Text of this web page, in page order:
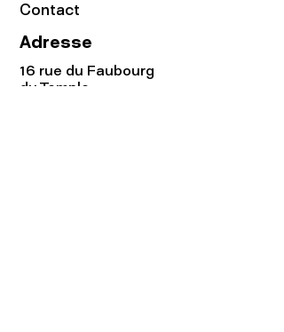
Contact
Adresse
16 rue du Faubourg
du Temple